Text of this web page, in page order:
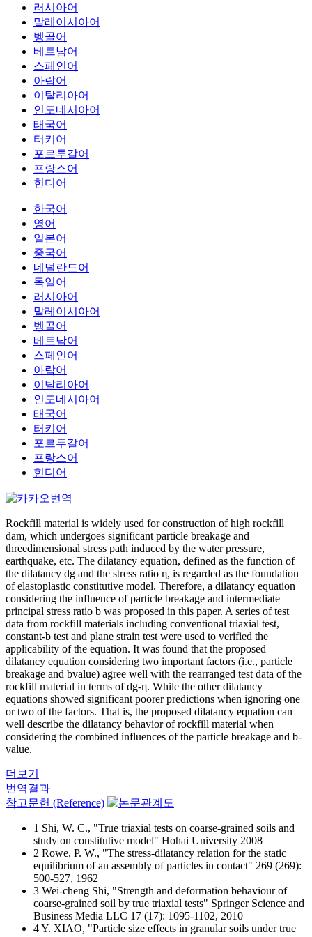
러시아어
말레이시아어
벵골어
베트남어
스페인어
아랍어
이탈리아어
인도네시아어
태국어
터키어
포르투갈어
프랑스어
힌디어
한국어
영어
일본어
중국어
네덜란드어
독일어
러시아어
말레이시아어
벵골어
베트남어
스페인어
아랍어
이탈리아어
인도네시아어
태국어
터키어
포르투갈어
프랑스어
힌디어
Rockfill material is widely used for construction of high rockfill
dam, which undergoes significant particle breakage and
threedimensional stress path induced by the water pressure,
earthquake, etc. The dilatancy equation, defined as the function of
the dilatancy dg and the stress ratio η, is regarded as the foundation
of elastoplastic constitutive model. Therefore, a dilatancy equation
considering the influence of particle breakage and intermediate
principal stress ratio b was proposed in this paper. A series of test
data from rockfill materials including conventional triaxial test,
constant-b test and plane strain test were used to verified the
applicability of the equation. It was found that the proposed
dilatancy equation considering two important factors (i.e., particle
breakage and bvalue) agree well with the rearranged test data of the
rockfill material in terms of dg-η. While the other dilatancy
equations showed significant poorer predictions when ignoring one
or two of the factors. That is, the proposed dilatancy equation can
well describe the dilatancy behavior of rockfill material when
considering the combined influences of the particle breakage and b-
value.
더보기
번역결과
참고문헌 (Reference)
1 Shi, W. C., "True triaxial tests on coarse-grained soils and
study on constitutive model" Hohai University 2008
2 Rowe, P. W., "The stress-dilatancy relation for the static
equilibrium of an assembly of particles in contact" 269 (269):
500-527, 1962
3 Wei-cheng Shi, "Strength and deformation behaviour of
coarse-grained soil by true triaxial tests" Springer Science and
Business Media LLC 17 (17): 1095-1102, 2010
4 Y. XIAO, "Particle size effects in granular soils under true